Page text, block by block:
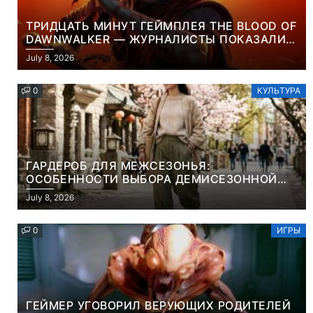
ТРИДЦАТЬ МИНУТ ГЕЙМПЛЕЯ THE BLOOD OF
DAWNWALKER — ЖУРНАЛИСТЫ ПОКАЗАЛИ
НАЧАЛО НОВОЙ ИГРЫ ОТ ВЕТЕРАНОВ CD
PROJEKT RED
July 8, 2026
0 КУЛЬТУРА
ГАРДЕРОБ ДЛЯ МЕЖСЕЗОНЬЯ:
ОСОБЕННОСТИ ВЫБОРА ДЕМИСЕЗОННОЙ
ПАРКИ И ЭЛЕГАНТНОГО ЖЕНСКОГО ПЛАЩА
July 8, 2026
0 ИГРЫ
ГЕЙМЕР УГОВОРИЛ ВЕРУЮЩИХ РОДИТЕЛЕЙ